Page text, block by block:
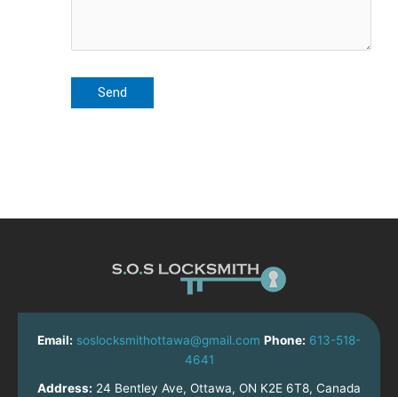
Email: soslocksmithottawa@gmail.com Phone: 613-518-
4641
Address: 24 Bentley Ave, Ottawa, ON K2E 6T8, Canada